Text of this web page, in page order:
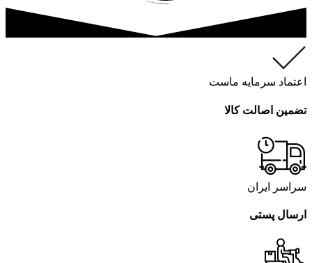
اعتماد سرمایه ماست
تضمین اصالت کالا
سراسر ایران
ارسال پستی